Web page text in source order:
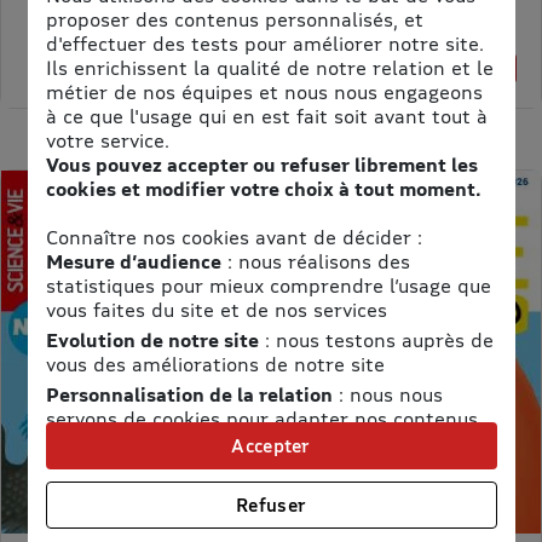
1% de remise
Prix kiosque :62,40 €
Meilleur prix :
61,75 €
proposer des contenus personnalisés, et
d'effectuer des tests pour améliorer notre site.
Ils enrichissent la qualité de notre relation et le
métier de nos équipes et nous nous engageons
à ce que l'usage qui en est fait soit avant tout à
votre service.
Vous pouvez accepter ou refuser librement les
cookies et modifier votre choix à tout moment.
Connaître nos cookies avant de décider :
Mesure d’audience: nous réalisons des
statistiques pour mieux comprendre l’usage que
vous faites du site et de nos services
Evolution de notre site: nous testons auprès de
vous des améliorations de notre site
Personnalisation de la relation : nous nous
servons de cookies pour adapter nos contenus
et personnaliser nos offres
Univers publicitaire: nous utilisons avec nos
partenaires des cookies pour afficher des
publicités personnalisées
Refuser
Accepter